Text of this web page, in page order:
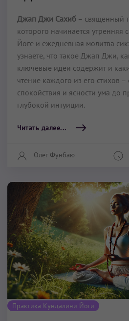
Джап Джи Сахиб – священный
которого начинается утренняя
Йоге и ежедневная молитва
узнаете, что такое Джап Джи,
ключевые идеи содержит и
чтение каждого из его стихов –
спокойствия и ясности ума до
глубокой интуиции.
Читать далее...
Олег Фунбаю
Практика Кундалини Йоги